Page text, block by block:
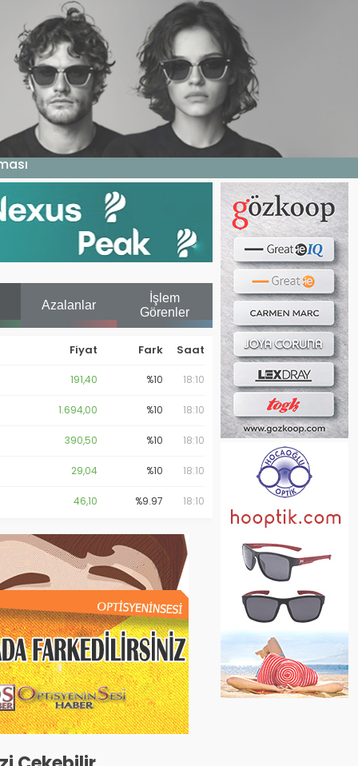
E DERGI WEB TV BIZE YAZIN
Azalanlar
İşlem
Görenler
Fiyat Fark Saat
191,40 %10 18:10
1.694,00 %10 18:10
390,50 %10 18:10
29,04 %10 18:10
46,10 %9.97 18:10